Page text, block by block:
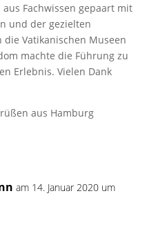
Fachwissen gepaart mit
und der gezielten
die Vatikanischen Museen
machte die Führung zu
Erlebnis. Vielen Dank
aus Hamburg
am 14. Januar 2020 um